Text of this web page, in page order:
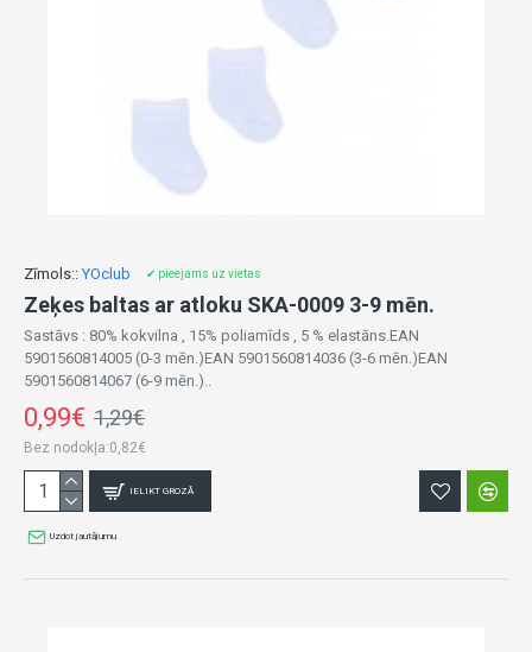
Zīmols:: YOclub ✔ pieejams uz vietas
Zeķes baltas ar atloku SKA-0009 3-9 mēn.
Sastāvs : 80% kokvilna , 15% poliamīds , 5 % elastāns.EAN
5901560814005 (0-3 mēn.)EAN 5901560814036 (3-6 mēn.)EAN
5901560814067 (6-9 mēn.)..
0,99€ 1,29€
Bez nodokļa:0,82€
IELIKT GROZĀ
Uzdot jautājumu